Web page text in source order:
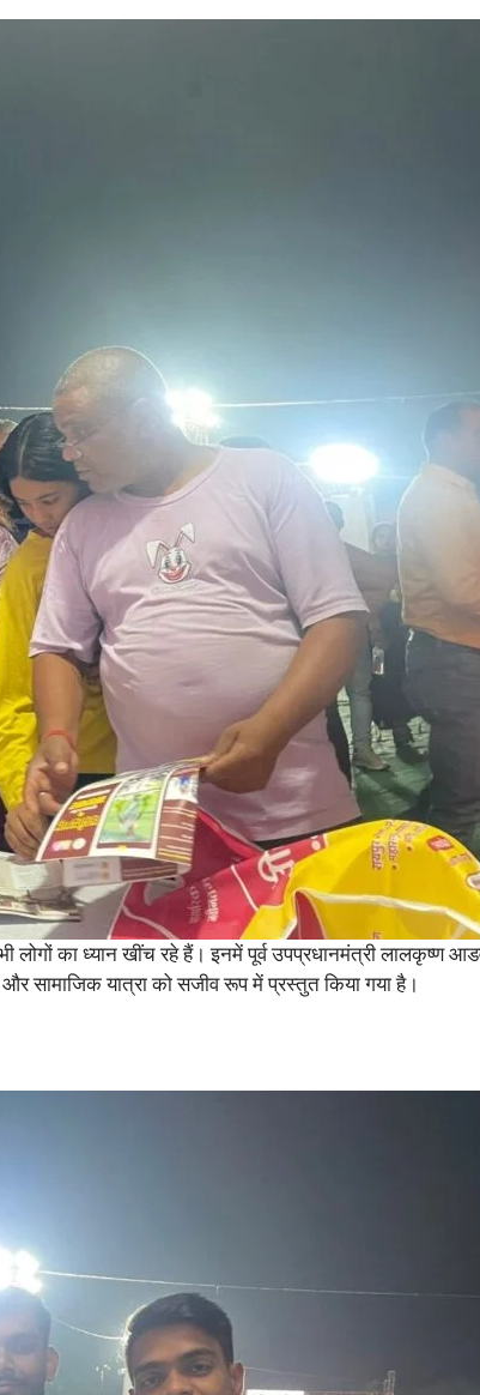
का ध्यान खींच रहे हैं। इनमें पूर्व उपप्रधानमंत्री लालकृष्ण
सामाजिक यात्रा को सजीव रूप में प्रस्तुत किया गया है।